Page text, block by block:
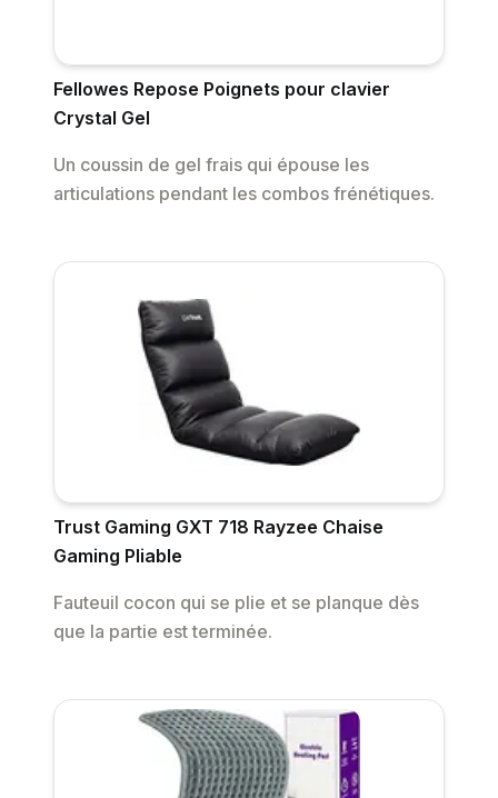
Fellowes Repose Poignets pour clavier
Crystal Gel
Un coussin de gel frais qui épouse les
articulations pendant les combos frénétiques.
Trust Gaming GXT 718 Rayzee Chaise
Gaming Pliable
Fauteuil cocon qui se plie et se planque dès
que la partie est terminée.